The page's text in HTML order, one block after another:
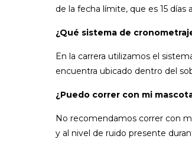
de la fecha límite, que es 15 días
¿Qué sistema de
En la carrera utilizamos el
encuentra ubicado dentro del
¿Puedo correr con mi
No recomendamos correr con
y al nivel de ruido presente